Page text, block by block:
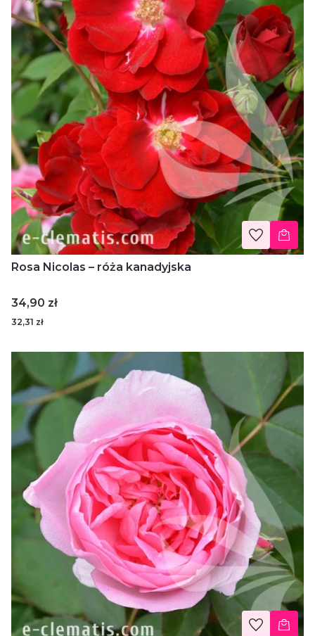
Rosa Nicolas – róża kanadyjska
Cena
34,90 zł
32,31 zł